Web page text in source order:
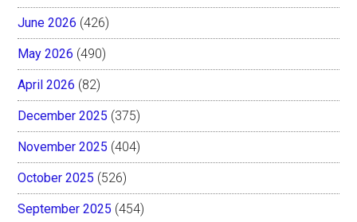
June 2026 (426)
May 2026 (490)
April 2026 (82)
December 2025 (375)
November 2025 (404)
October 2025 (526)
September 2025 (454)